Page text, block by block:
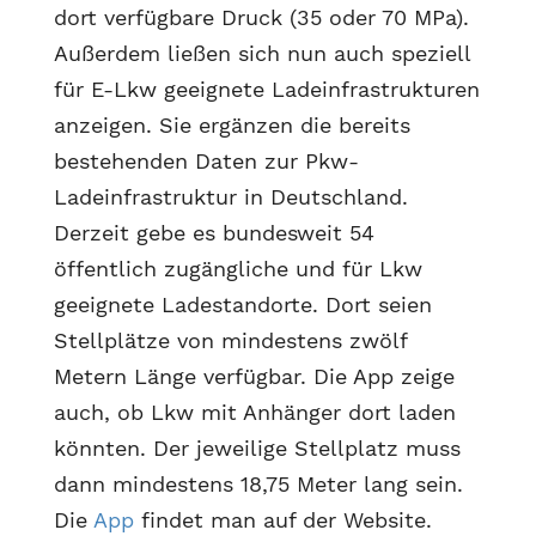
dort verfügbare Druck (35 oder 70 MPa).
Außerdem ließen sich nun auch speziell
für E-Lkw geeignete Ladeinfrastrukturen
anzeigen. Sie ergänzen die bereits
bestehenden Daten zur Pkw-
Ladeinfrastruktur in Deutschland.
Derzeit gebe es bundesweit 54
öffentlich zugängliche und für Lkw
geeignete Ladestandorte. Dort seien
Stellplätze von mindestens zwölf
Metern Länge verfügbar. Die App zeige
auch, ob Lkw mit Anhänger dort laden
könnten. Der jeweilige Stellplatz muss
dann mindestens 18,75 Meter lang sein.
Die Appfindet man auf der Website.